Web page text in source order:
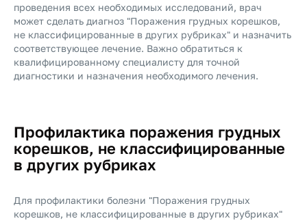
проведения всех необходимых исследований, врач
может сделать диагноз "Поражения грудных корешков,
не классифицированные в других рубриках" и назначить
соответствующее лечение. Важно обратиться к
квалифицированному специалисту для точной
диагностики и назначения необходимого лечения.
Профилактика поражения грудных
корешков, не классифицированные
в других рубриках
Для профилактики болезни "Поражения грудных
корешков, не классифицированные в других рубриках"